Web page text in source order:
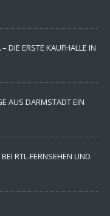
– DIE ERSTE KAUFHALLE IN
AUS DARMSTADT EIN
RTL-FERNSEHEN UND